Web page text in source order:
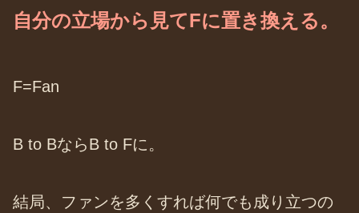
自分の立場から見てFに置き換える。
F=Fan
B to BならB to Fに。
結局、ファンを多くすれば何でも成り立つの